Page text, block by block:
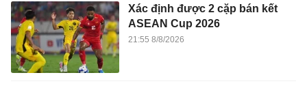
Xác định được 2 cặp bán kết
ASEAN Cup 2026
21:55 8/8/2026